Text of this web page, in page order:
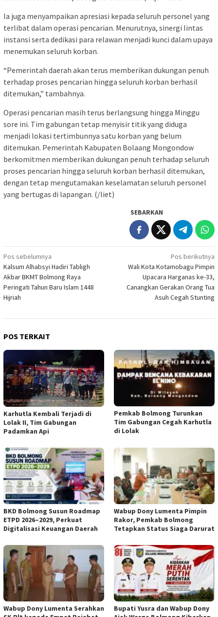
Ia juga menyampaikan apresiasi kepada seluruh personel yang
terlibat dalam operasi pencarian. Menurutnya, sinergi lintas
instansi serta dedikasi para relawan menjadi kunci dalam upaya
menemukan seluruh korban.
“Pemerintah daerah akan terus memberikan dukungan penuh
terhadap proses pencarian hingga seluruh korban berhasil
ditemukan,” tambahnya.
Operasi pencarian masih terus berlangsung hingga Minggu
sore ini. Tim gabungan tetap menyisir titik yang diduga
menjadi lokasi tertimbunnya satu korban yang belum
ditemukan. Pemerintah Kabupaten Bolaang Mongondow
berkomitmen memberikan dukungan penuh terhadap seluruh
proses pencarian hingga seluruh korban berhasil ditemukan,
dengan tetap mengutamakan keselamatan seluruh personel
yang bertugas di lapangan. (/liet)
SEBARKAN
Navigasi
pos
Pos sebelumnya
Kalsum Alhabsyi Hadiri Tabligh
Akbar BKMT Bolmong Raya
Peringati Tahun Baru Islam 1448
Hijriah
Pos berikutnya
Wali Kota Kotamobagu Pimpin
Upacara Harganas ke-33,
Canangkan Gerakan Orang Tua
Asuh Cegah Stunting
POS TERKAIT
Karhutla Kembali Terjadi di
Lolak II, Tim Gabungan
Padamkan Api
Pemkab Bolmong Turunkan
Tim Gabungan Cegah Karhutla
di Lolak
BKD Bolmong Susun Roadmap
ETPD 2026–2029, Perkuat
Digitalisasi Keuangan Daerah
Wabup Dony Lumenta Pimpin
Rakor, Pemkab Bolmong
Tetapkan Status Siaga Darurat
Wabup Dony Lumenta Serahkan
Bupati Yusra dan Wabup Dony